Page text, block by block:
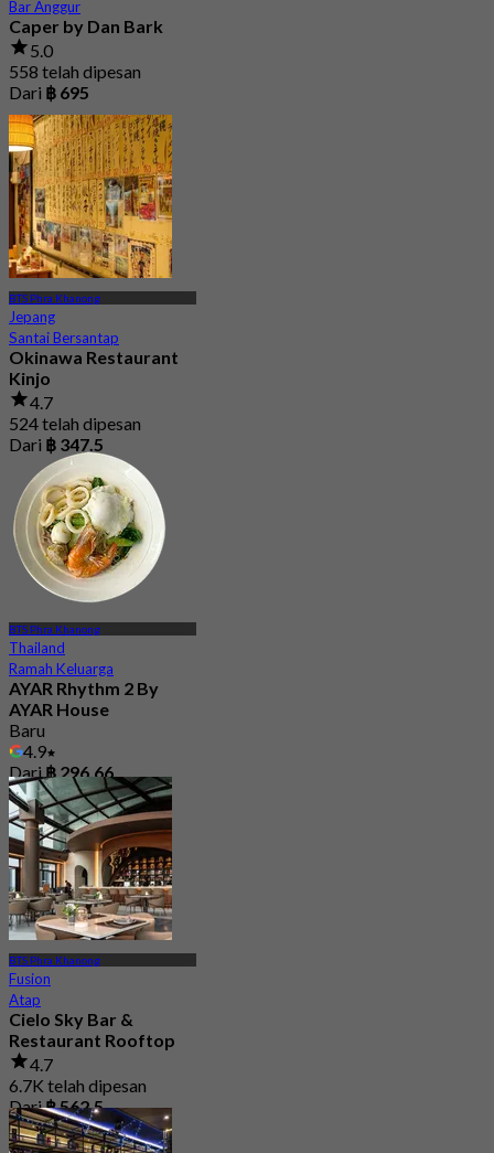
Bar Anggur
Caper by Dan Bark
5.0
558 telah dipesan
Dari ฿ 695
BTS Phra Khanong
Jepang
Santai Bersantap
Okinawa Restaurant
Kinjo
4.7
524 telah dipesan
Dari ฿ 347.5
BTS Phra Khanong
Thailand
Ramah Keluarga
AYAR Rhythm 2 By
AYAR House
Baru
4.9
Dari ฿ 296.66
BTS Phra Khanong
Fusion
Atap
Cielo Sky Bar &
Restaurant Rooftop
4.7
6.7K telah dipesan
Dari฿ 562.5